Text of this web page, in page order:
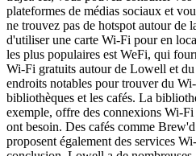
plateformes de médias sociaux et
ne trouvez pas de hotspot autour
d'utiliser une carte Wi-Fi pour en
les plus populaires est WeFi, qui
Wi-Fi gratuits autour de Lowell et
endroits notables pour trouver du
bibliothèques et les cafés. La
exemple, offre des connexions Wi-
ont besoin. Des cafés comme
proposent également des services